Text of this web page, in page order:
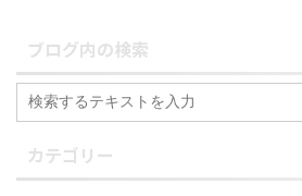
ブログ内の検索
カテゴリー